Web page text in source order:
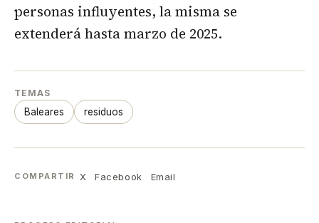
personas influyentes, la misma se
extenderá hasta marzo de 2025.
TEMAS
Baleares residuos
COMPARTIR X Facebook Email